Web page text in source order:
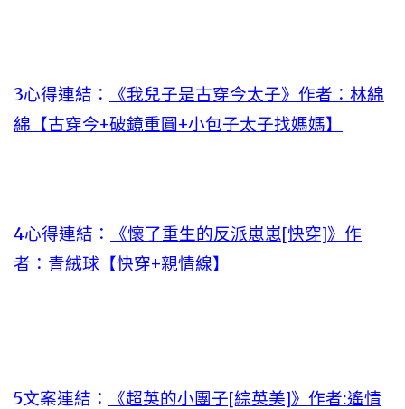
3心得連結：
《我兒子是古穿今太子》作者：林綿
綿【古穿今+破鏡重圓+小包子太子找媽媽】
4心得連結：
《懷了重生的反派崽崽[快穿]》作
者：青絨球【快穿+親情線】
5文案連結：
《超英的小團子[綜英美]》作者:遙情